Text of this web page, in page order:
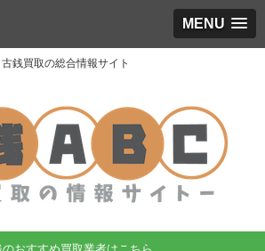
MENU
古銭買取の総合情報サイト